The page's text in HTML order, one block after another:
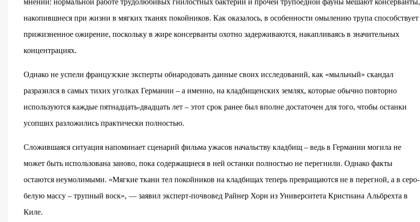
накопившиеся при жизни в мягких тканях покойников. Как оказалось, в особенности омылению трупа способствует
прижизненное ожирение, поскольку в жире консерванты охотно задерживаются, накапливаясь в значительных
концентрациях.
Однако не успели французские эксперты обнародовать данные своих исследований, как «мыльный» скандал
разразился в самых тихих уголках Германии – а именно, на кладбищенских землях, которые обычно повторно
используются каждые пятнадцать-двадцать лет – этот срок ранее был вполне достаточен для того, чтобы останки
усопших разложились практически полностью.
Сложившаяся ситуация напоминает сценарий фильма ужасов начальству кладбищ – ведь в Германии могила не
может быть использована заново, пока содержащиеся в ней останки полностью не перегнили. Однако факты
остаются неумолимыми. «Мягкие ткани тел покойников на кладбищах теперь превращаются не в перегной, а в серо-
белую массу – трупный воск», — заявил эксперт-почвовед Райнер Хорн из Университета Кристиана Альбрехта в
Киле.